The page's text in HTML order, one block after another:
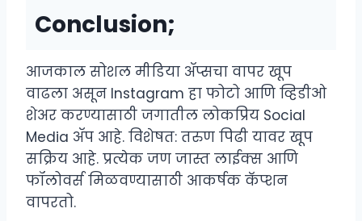
Conclusion;
आजकाल सोशल मीडिया ॲप्सचा वापर खूप
वाढला असून Instagram हा फोटो आणि व्हिडीओ
शेअर करण्यासाठी जगातील लोकप्रिय Social
Media ॲप आहे. विशेषत: तरुण पिढी यावर खूप
सक्रिय आहे. प्रत्येक जण जास्त लाईक्स आणि
फॉलोवर्स मिळवण्यासाठी आकर्षक कॅप्शन
वापरतो.